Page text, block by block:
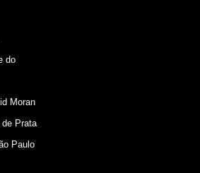
do
Moran
Prata
Paulo